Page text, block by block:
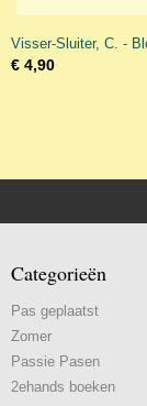
Visser-Sluiter, C. -
€ 4,90
Categorieën
Pas geplaatst
Zomer
Passie Pasen
2ehands boeken